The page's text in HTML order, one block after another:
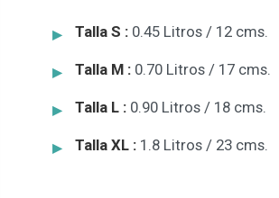
Talla S :0.45 Litros / 12 cms.
Talla M :0.70 Litros / 17 cms.
Talla L :0.90 Litros / 18 cms.
Talla XL :1.8 Litros / 23 cms.